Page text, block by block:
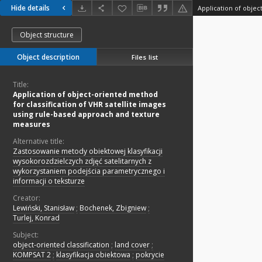
Hide details
Object structure
Object description Files list
Title:
Application of object-oriented method
for classification of VHR satellite images
using rule-based approach and texture
measures
Alternative title:
Zastosowanie metody obiektowej klasyfikacji
wysokorozdzielczych zdjęć satelitarnych z
wykorzystaniem podejścia parametrycznego i
informacji o teksturze
Creator:
Lewiński, Stanisław ; Bochenek, Zbigniew ;
Turlej, Konrad
Subject:
object-oriented classification ; land cover ;
KOMPSAT 2 ; klasyfikacja obiektowa ; pokrycie